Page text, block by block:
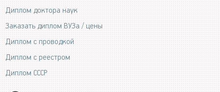
Диплом доктора наук
Заказать диплом ВУЗа / цены
Диплом с проводкой
Диплом с реестром
Диплом СССР